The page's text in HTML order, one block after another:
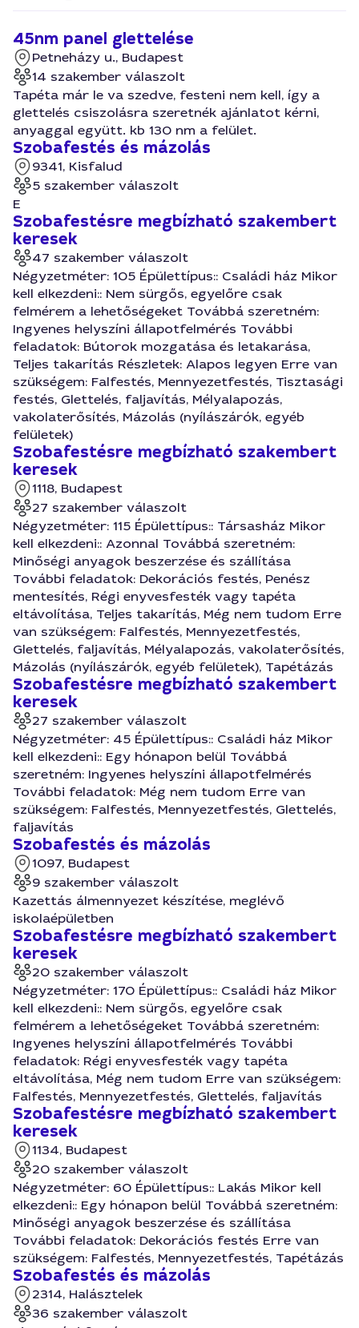
45nm panel glettelése
Petneházy u., Budapest
14 szakember válaszolt
Tapéta már le va szedve, festeni nem kell, így a
glettelés csiszolásra szeretnék ajánlatot kérni,
anyaggal együtt. kb 130 nm a felület.
Szobafestés és mázolás
9341, Kisfalud
5 szakember válaszolt
E
Szobafestésre megbízható szakembert
keresek
47 szakember válaszolt
Négyzetméter: 105 Épülettípus:: Családi ház Mikor
kell elkezdeni:: Nem sürgős, egyelőre csak
felmérem a lehetőségeket Továbbá szeretném:
Ingyenes helyszíni állapotfelmérés További
feladatok: Bútorok mozgatása és letakarása,
Teljes takarítás Részletek: Alapos legyen Erre van
szükségem: Falfestés, Mennyezetfestés, Tisztasági
festés, Glettelés, faljavítás, Mélyalapozás,
vakolaterősítés, Mázolás (nyílászárók, egyéb
felületek)
Szobafestésre megbízható szakembert
keresek
1118, Budapest
27 szakember válaszolt
Négyzetméter: 115 Épülettípus:: Társasház Mikor
kell elkezdeni:: Azonnal Továbbá szeretném:
Minőségi anyagok beszerzése és szállítása
További feladatok: Dekorációs festés, Penész
mentesítés, Régi enyvesfesték vagy tapéta
eltávolítása, Teljes takarítás, Még nem tudom Erre
van szükségem: Falfestés, Mennyezetfestés,
Glettelés, faljavítás, Mélyalapozás, vakolaterősítés,
Mázolás (nyílászárók, egyéb felületek), Tapétázás
Szobafestésre megbízható szakembert
keresek
27 szakember válaszolt
Négyzetméter: 45 Épülettípus:: Családi ház Mikor
kell elkezdeni:: Egy hónapon belül Továbbá
szeretném: Ingyenes helyszíni állapotfelmérés
További feladatok: Még nem tudom Erre van
szükségem: Falfestés, Mennyezetfestés, Glettelés,
faljavítás
Szobafestés és mázolás
1097, Budapest
9 szakember válaszolt
Kazettás álmennyezet készítése, meglévő
iskolaépületben
Szobafestésre megbízható szakembert
keresek
20 szakember válaszolt
Négyzetméter: 170 Épülettípus:: Családi ház Mikor
kell elkezdeni:: Nem sürgős, egyelőre csak
felmérem a lehetőségeket Továbbá szeretném:
Ingyenes helyszíni állapotfelmérés További
feladatok: Régi enyvesfesték vagy tapéta
eltávolítása, Még nem tudom Erre van szükségem:
Falfestés, Mennyezetfestés, Glettelés, faljavítás
Szobafestésre megbízható szakembert
keresek
1134, Budapest
20 szakember válaszolt
Négyzetméter: 60 Épülettípus:: Lakás Mikor kell
elkezdeni:: Egy hónapon belül Továbbá szeretném:
Minőségi anyagok beszerzése és szállítása
További feladatok: Dekorációs festés Erre van
szükségem: Falfestés, Mennyezetfestés, Tapétázás
Szobafestés és mázolás
2314, Halásztelek
36 szakember válaszolt